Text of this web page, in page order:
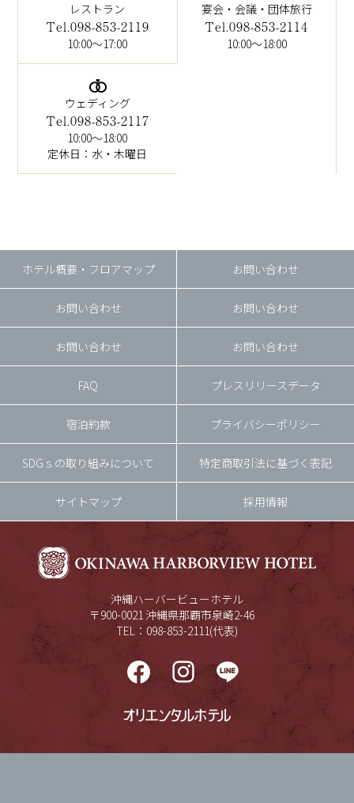
レストラン
Tel.098-853-2119
10:00～17:00
宴会・会議・団体旅行
Tel.098-853-2114
10:00～18:00
ウェディング
Tel.098-853-2117
10:00～18:00
定休日：水・木曜日
ホテル概要・フロアマップ お問い合わせ
お問い合わせ お問い合わせ
お問い合わせ お問い合わせ
FAQ プレスリリースデータ
宿泊約款 プライバシーポリシー
SDGｓの取り組みについて 特定商取引法に基づく表記
サイトマップ 採用情報
沖縄ハーバービューホテル
〒900-0021 沖縄県那覇市泉崎2-46
TEL：098-853-2111(代表)